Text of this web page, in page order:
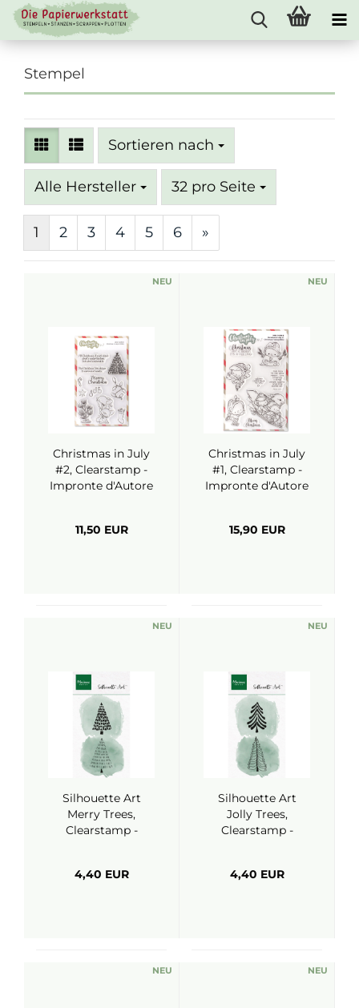
Stempel
Sortieren nach
Sortieren nach
Alle Hersteller 32 pro Seite
pro Seite
1 2 3 4 5 6 »
NEU
Christmas in July
#2, Clearstamp -
Impronte d'Autore
11,50 EUR
NEU
Christmas in July
#1, Clearstamp -
Impronte d'Autore
15,90 EUR
NEU
Silhouette Art
Merry Trees,
Clearstamp -
4,40 EUR
NEU
Silhouette Art
Jolly Trees,
Clearstamp -
4,40 EUR
NEU NEU